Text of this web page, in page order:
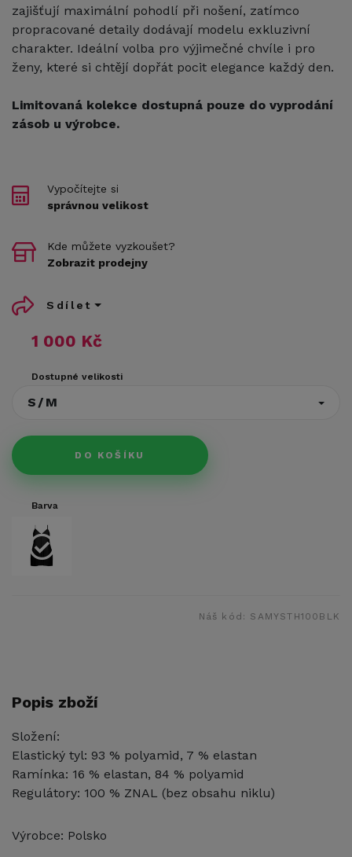
zajišťují maximální pohodlí při nošení, zatímco
propracované detaily dodávají modelu exkluzivní
charakter. Ideální volba pro výjimečné chvíle i pro
ženy, které si chtějí dopřát pocit elegance každý den.
Limitovaná kolekce dostupná pouze do vyprodání
zásob u výrobce.
1 000 Kč
Dostupné velikosti
S/M
DO KOŠÍKU
Vypočítejte si
správnou velikost
Kde můžete vyzkoušet?
Zobrazit prodejny
Sdílet
Barva
Náš kód: SAMYSTH100BLK
Popis zboží
Složení:
Elastický tyl: 93 % polyamid, 7 % elastan
Ramínka: 16 % elastan, 84 % polyamid
Regulátory: 100 % ZNAL (bez obsahu niklu)
Výrobce: Polsko